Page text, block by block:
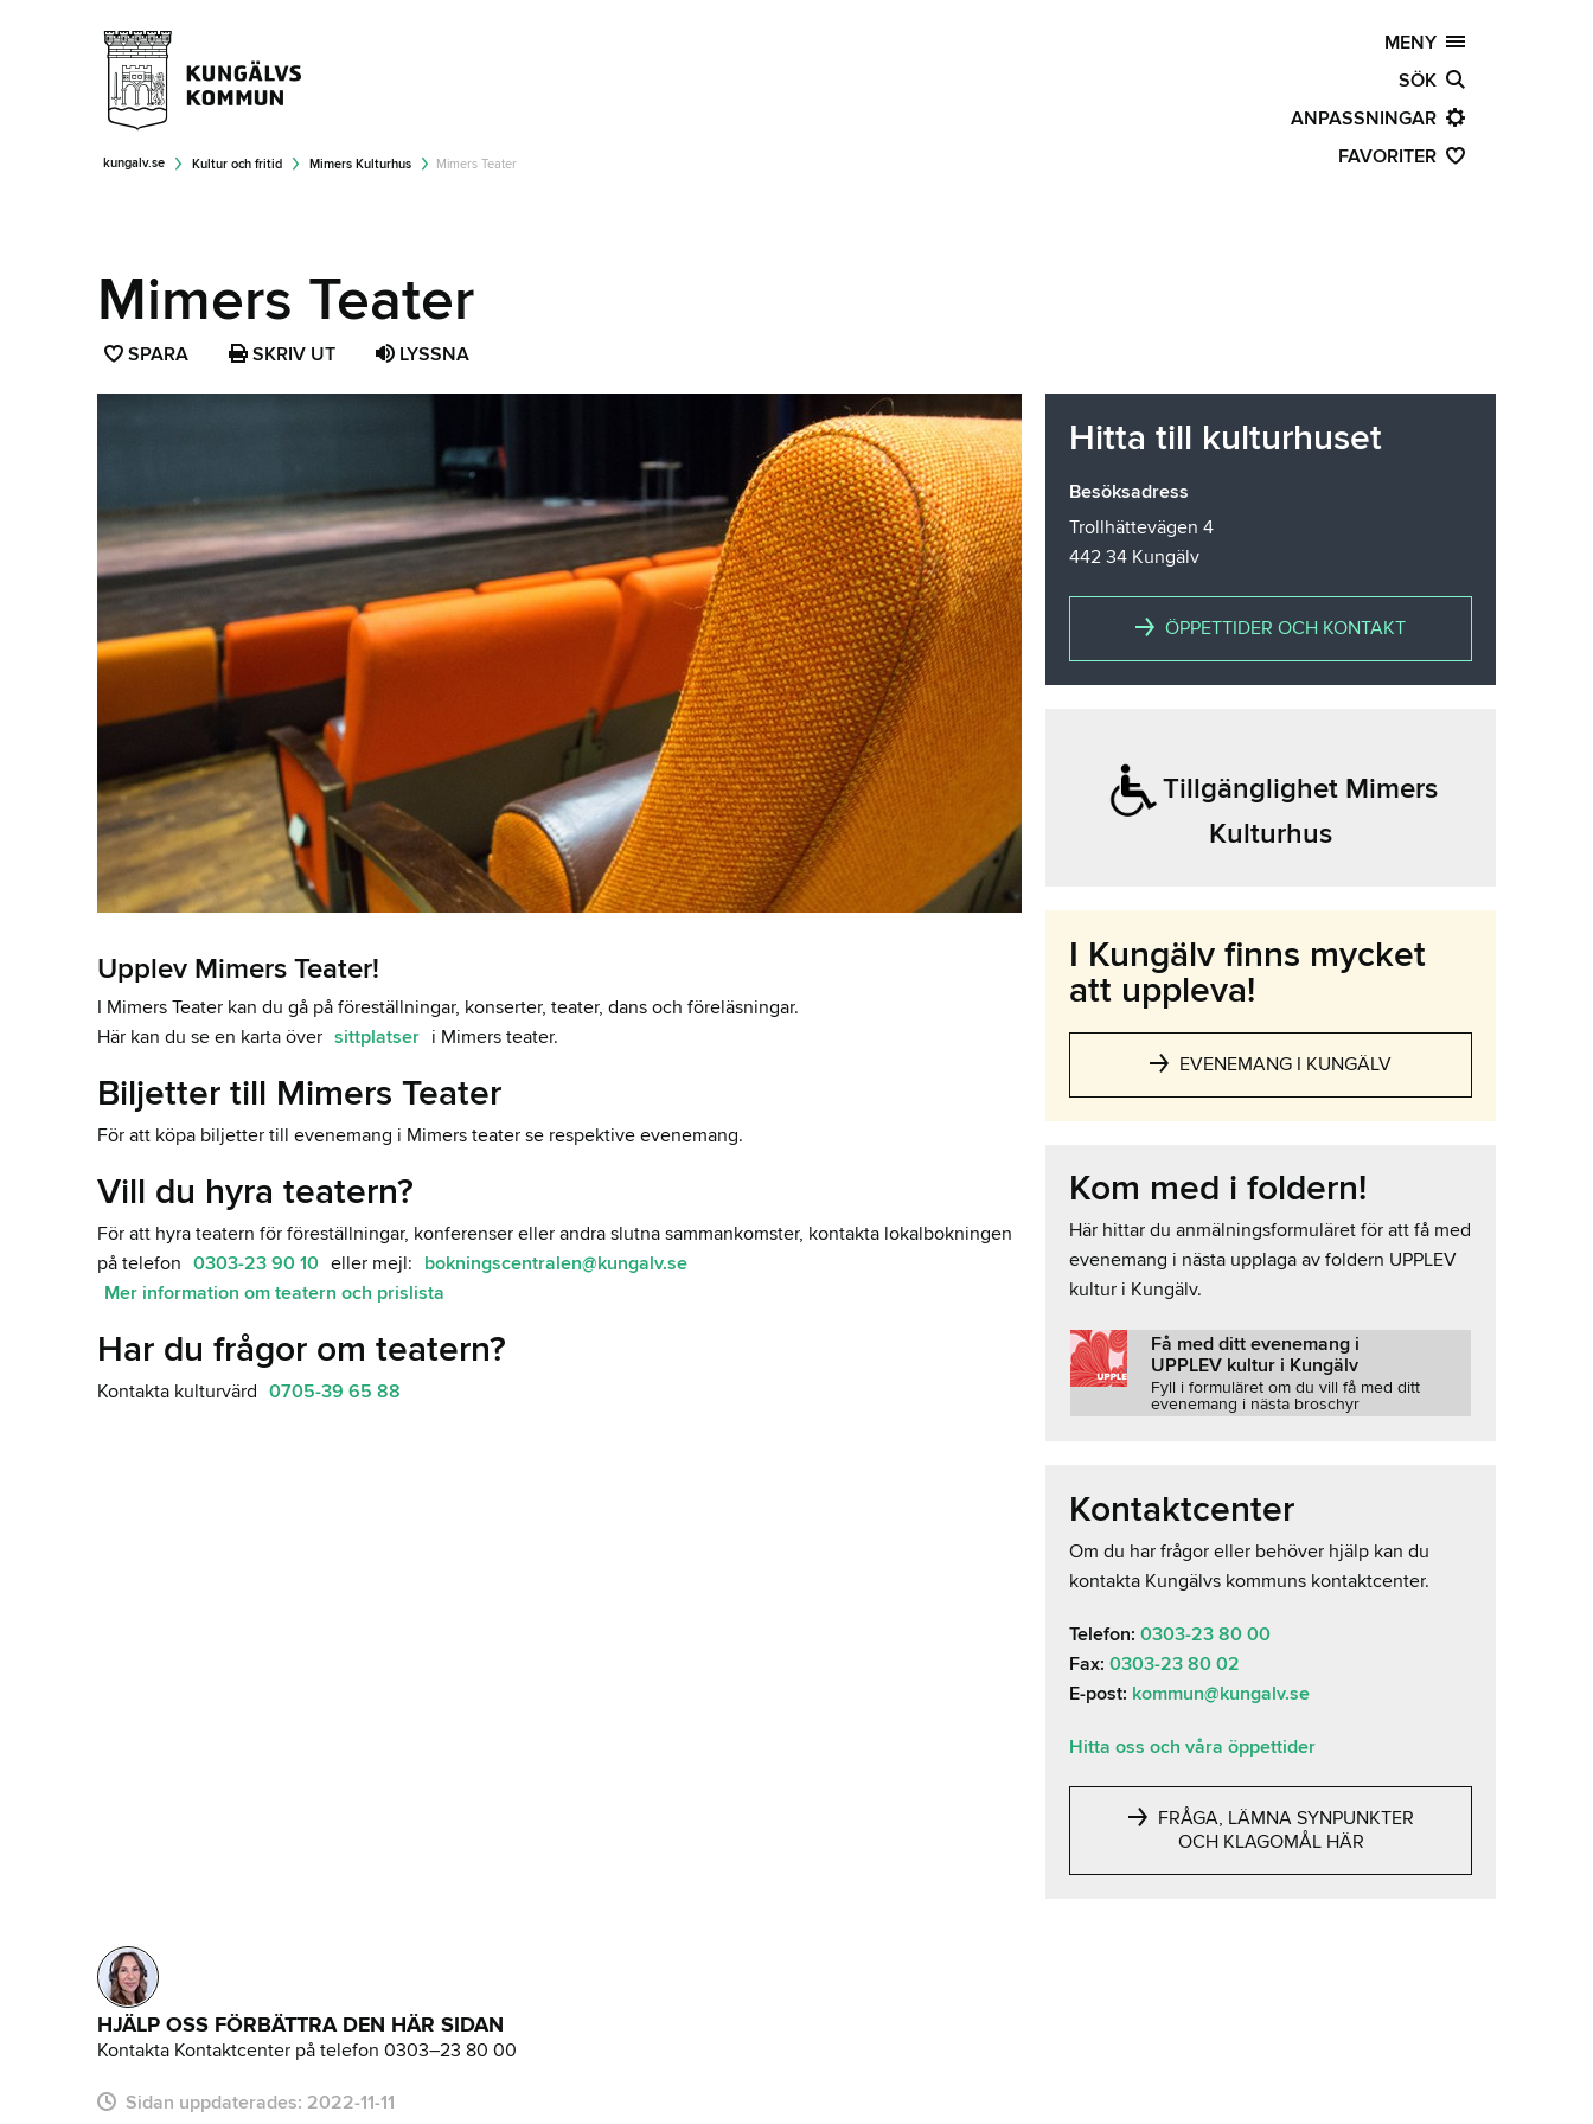
MENY
SÖK
ANPASSNINGAR
FAVORITER
kungalv.se Kultur och fritid Mimers Kulturhus Mimers Teater
Mimers Teater
SPARA SPARA SKRIV UT LYSSNA
Upplev Mimers Teater!
I Mimers Teater kan du gå på föreställningar, konserter, teater, dans och föreläsningar.
Här kan du se en karta över sittplatser i Mimers teater.
Biljetter till Mimers Teater
För att köpa biljetter till evenemang i Mimers teater se respektive evenemang.
Vill du hyra teatern?
För att hyra teatern för föreställningar, konferenser eller andra slutna sammankomster, kontakta lokalbokningen
på telefon 0303-23 90 10 eller mejl: bokningscentralen@kungalv.se
Mer information om teatern och prislista
Har du frågor om teatern?
Kontakta kulturvärd 0705-39 65 88
Hitta till kulturhuset
Besöksadress
Trollhättevägen 4
442 34 Kungälv
ÖPPETTIDER OCH KONTAKT
Tillgänglighet Mimers
Kulturhus
I Kungälv finns mycket
att uppleva!
EVENEMANG I KUNGÄLV
Kom med i foldern!
Här hittar du anmälningsformuläret för att få med
evenemang i nästa upplaga av foldern UPPLEV
kultur i Kungälv.
Få med ditt evenemang i
UPPLEV kultur i Kungälv
Fyll i formuläret om du vill få med ditt
evenemang i nästa broschyr
Kontaktcenter
Om du har frågor eller behöver hjälp kan du
kontakta Kungälvs kommuns kontaktcenter.
Telefon: 0303-23 80 00
Fax: 0303-23 80 02
E-post: kommun@kungalv.se
Hitta oss och våra öppettider
FRÅGA, LÄMNA SYNPUNKTER
OCH KLAGOMÅL HÄR
HJÄLP OSS FÖRBÄTTRA DEN HÄR SIDAN
Kontakta Kontaktcenter på telefon 0303–23 80 00
Sidan uppdaterades: 2022-11-11